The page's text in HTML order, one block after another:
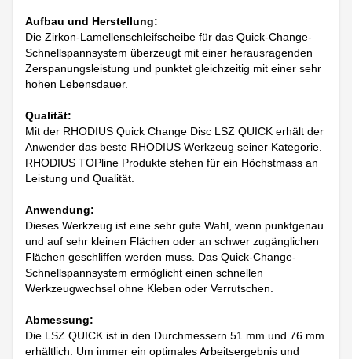
Aufbau und Herstellung:
Die Zirkon-Lamellenschleifscheibe für das Quick-Change-
Schnellspannsystem überzeugt mit einer herausragenden
Zerspanungsleistung und punktet gleichzeitig mit einer sehr
hohen Lebensdauer.
Qualität:
Mit der RHODIUS Quick Change Disc LSZ QUICK erhält der
Anwender das beste RHODIUS Werkzeug seiner Kategorie.
RHODIUS TOPline Produkte stehen für ein Höchstmass an
Leistung und Qualität.
Anwendung:
Dieses Werkzeug ist eine sehr gute Wahl, wenn punktgenau
und auf sehr kleinen Flächen oder an schwer zugänglichen
Flächen geschliffen werden muss. Das Quick-Change-
Schnellspannsystem ermöglicht einen schnellen
Werkzeugwechsel ohne Kleben oder Verrutschen.
Abmessung:
Die LSZ QUICK ist in den Durchmessern 51 mm und 76 mm
erhältlich. Um immer ein optimales Arbeitsergebnis und